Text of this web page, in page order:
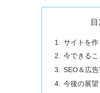
サイトを
今できるこ
SEO＆広
今後の展望